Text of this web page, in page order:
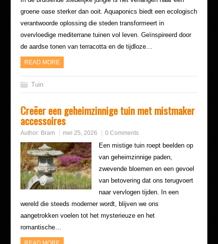
groene oase sterker dan ooit. Aquaponics biedt een ecologisch
verantwoorde oplossing die steden transformeert in
overvloedige mediterrane tuinen vol leven. Geïnspireerd door
de aardse tonen van terracotta en de tijdloze…
READ MORE
Tuin
Creëer een geheimzinnige tuin met mistmaker
accessoires
Author: Bram mei 25, 2026 0 Comments
Een mistige tuin roept beelden op
van geheimzinnige paden,
zwevende bloemen en een gevoel
van betovering dat ons terugvoert
naar vervlogen tijden. In een
wereld die steeds moderner wordt, blijven we ons
aangetrokken voelen tot het mysterieuze en het
romantische…